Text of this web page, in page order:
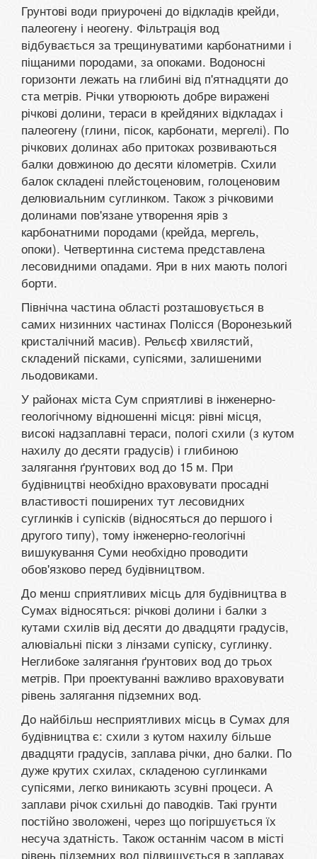
Грунтові води приурочені до відкладів крейди,
палеогену і неогену. Фільтрація вод
відбувається за трещинуватими карбонатними і
піщаними породами, за опоками. Водоносні
горизонти лежать на глибині від п'ятнадцяти до
ста метрів. Річки утворюють добре виражені
річкові долини, тераси в крейдяних відкладах і
палеогену (глини, пісок, карбонати, мергелі). По
річкових долинах або притоках розвиваються
балки довжиною до десяти кілометрів. Схили
балок складені плейстоценовим, голоценовим
делювиальним суглинком. Також з річковими
долинами пов'язане утворення ярів з
карбонатними породами (крейда, мергель,
опоки). Четвертинна система представлена
лесовидними опадами. Яри в них мають пологі
борти.
Північна частина області розташовується в
самих низинних частинах Полісся (Воронезький
кристалічний масив). Рельєф хвилястий,
складений пісками, супісями, залишеними
льодовиками.
У районах міста Сум сприятливі в інженерно-
геологічному відношенні місця: рівні місця,
високі надзаплавні тераси, пологі схили (з кутом
нахилу до десяти градусів) і глибиною
залягання ґрунтових вод до 15 м. При
будівництві необхідно враховувати просадні
властивості поширених тут лесовидних
суглинків і супісків (відносяться до першого і
другого типу), тому інженерно-геологічні
вишукування Суми необхідно проводити
обов'язково перед будівництвом.
До менш сприятливих місць для будівництва в
Сумах відносяться: річкові долини і балки з
кутами схилів від десяти до двадцяти градусів,
алювіальні піски з лінзами супіску, суглинку.
Неглибоке залягання ґрунтових вод до трьох
метрів. При проектуванні важливо враховувати
рівень залягання підземних вод.
До найбільш несприятливих місць в Сумах для
будівництва є: схили з кутом нахилу більше
двадцяти градусів, заплава річки, дно балки. По
дуже крутих схилах, складеною суглинками
супісями, легко виникають зсувні процеси. А
заплави річок схильні до паводків. Такі грунти
постійно зволожені, через що погіршується їх
несуча здатність. Також останнім часом в місті
рівень підземних вод підвищується в заплавах